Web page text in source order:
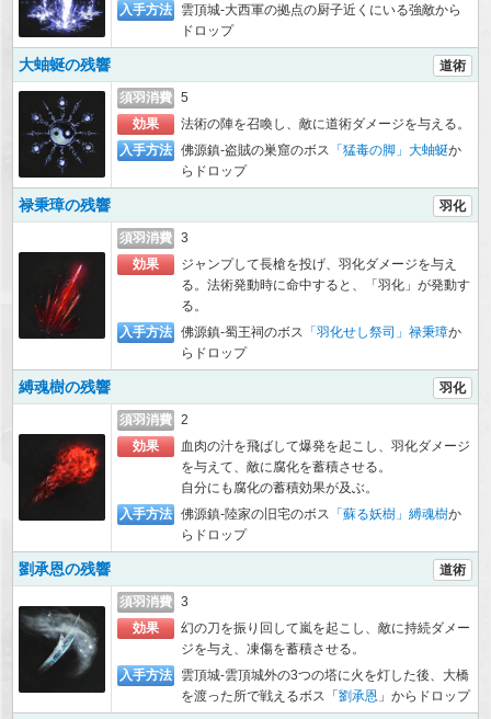
入手方法
雲頂城-大西軍の拠点の厨子近くにいる強敵から
ドロップ
大蚰蜒の残響 道術
須羽消費 5
効果
法術の陣を召喚し、敵に道術ダメージを与える。
入手方法 佛源鎮-盗賊の巣窟のボス 「猛毒の脚」大蚰蜒か
らドロップ
禄秉璋の残響 羽化
須羽消費 3
効果
ジャンプして長槍を投げ、羽化ダメージを与え
る。法術発動時に命中すると、「羽化」が発動す
る。
入手方法 佛源鎮-蜀王祠のボス 「羽化せし祭司」禄秉璋か
らドロップ
縛魂樹の残響 羽化
須羽消費 2
効果
血肉の汁を飛ばして爆発を起こし、羽化ダメージ
を与えて、敵に腐化を蓄積させる。
自分にも腐化の蓄積効果が及ぶ。
入手方法 佛源鎮-陸家の旧宅のボス 「蘇る妖樹」縛魂樹か
らドロップ
劉承恩の残響 道術
須羽消費 3
効果
幻の刀を振り回して嵐を起こし、敵に持続ダメー
ジを与え、凍傷を蓄積させる。
入手方法
雲頂城-雲頂城外の3つの塔に火を灯した後、大橋
を渡った所で戦えるボス「劉承恩 」からドロップ